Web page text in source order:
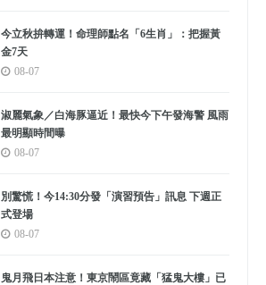
今立秋拚轉運！命理師點名「6生肖」：把握黃
金7天
08-07
淑麗氣象／白海豚逼近！最快今下午發海警 風雨
最明顯時間曝
08-07
別驚慌！今14:30分發「演習預告」訊息 下週正
式登場
08-07
鬼月飛日本注意！東京鬧區竟藏「猛鬼大樓」已